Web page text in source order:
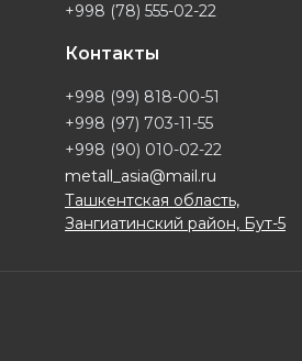
+998 (78) 555-02-22
Контакты
+998 (99) 818-00-51
+998 (97) 703-11-55
+998 (90) 010-02-22
metall_asia@mail.ru
Ташкентская область,
Зангиатинский район, Бут-5